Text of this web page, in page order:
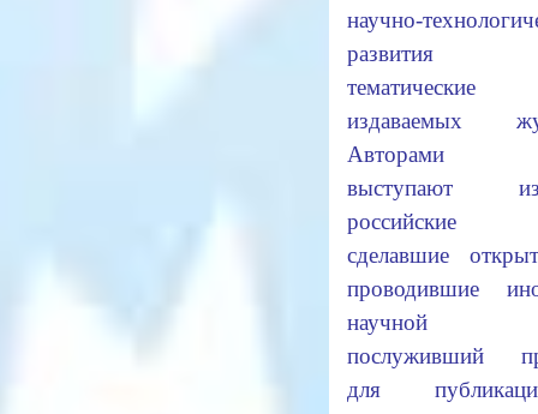
научно-
развития
тематические
издаваемых
Авторами
выступают
российские
сделавшие
проводившие
научной
послуживший
для